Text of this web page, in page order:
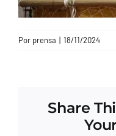
Por prensa | 18/11/2024
Share